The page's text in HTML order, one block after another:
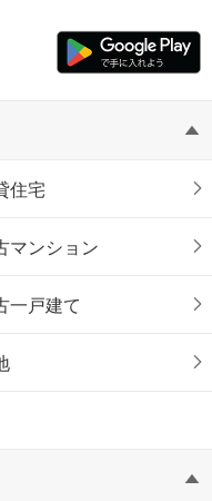
住宅
マンション
一戸建て